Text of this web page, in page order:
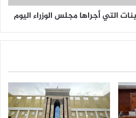
التي أجراها مجلس الوزراء اليوم